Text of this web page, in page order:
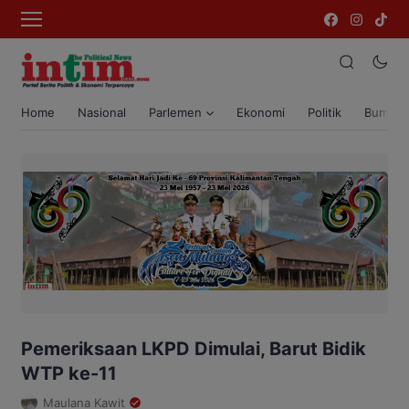
Home Nasional Parlemen Ekonomi Politik Bumi
Pemeriksaan LKPD Dimulai, Barut Bidik
WTP ke-11
Maulana Kawit